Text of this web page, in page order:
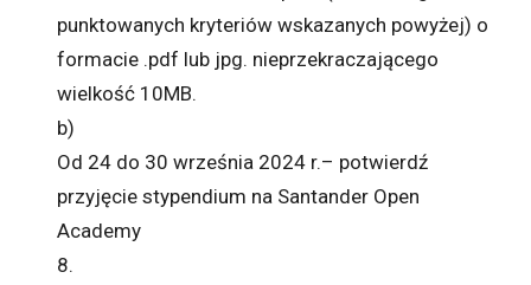
punktowanych kryteriów wskazanych powyżej) o
formacie .pdf lub jpg. nieprzekraczającego
wielkość 10MB.
b)
Od 24 do 30 września 2024 r.– potwierdź
przyjęcie stypendium na Santander Open
Academy
8.